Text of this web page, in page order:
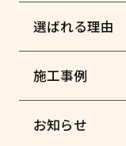
選ばれる理由
施工事例
お知らせ